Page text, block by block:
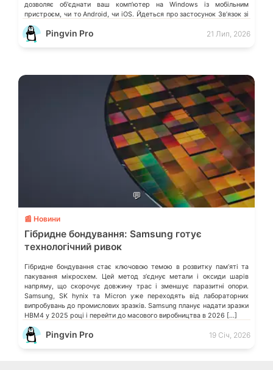
дозволяє обʼєднати ваш компʼютер на Windows із мобільним
пристроєм, чи то Android, чи iOS. Йдеться про застосунок Звʼязок зі
смартфоном (Phone Link) від Microsoft, що перетворює ваш ПК на
своєрідний «міст» до функцій смартфона.
Pingvin Pro 21 Лип, 2026
💬
📰 Новини
Гібридне бондування: Samsung готує
технологічний ривок
Гібридне бондування стає ключовою темою в розвитку памʼяті та
пакування мікросхем. Цей метод зʼєднує метали і оксиди шарів
напряму, що скорочує довжину трас і зменшує паразитні опори.
Samsung, SK hynix та Micron уже переходять від лабораторних
випробувань до промислових зразків. Samsung планує надати зразки
HBM4 у 2025 році і перейти до масового виробництва в 2026 […]
Pingvin Pro 19 Січ, 2026